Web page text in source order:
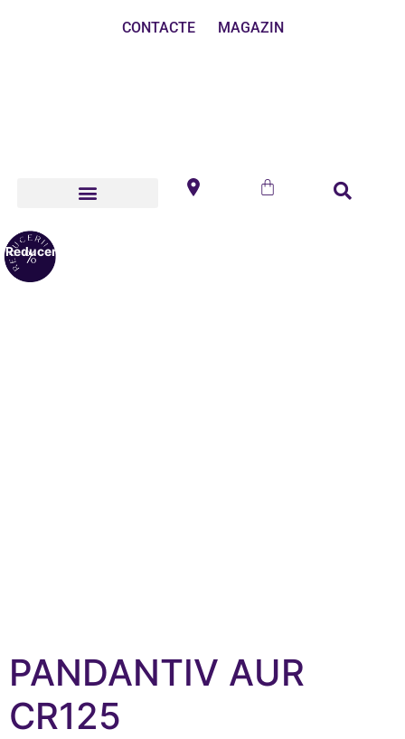
CONTACTE MAGAZIN
Reduceri!
PANDANTIV AUR
CR125